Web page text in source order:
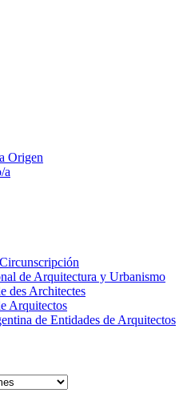
Origen
a
de Arquitectura y Urbanismo
des Architectes
Arquitectos
de Entidades de Arquitectos